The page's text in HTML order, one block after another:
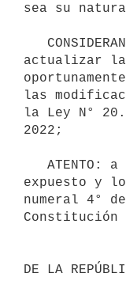
sea su
actualizar la
las
la Ley N°
2022;
expuesto y
numeral 4°
Constitución
DE LA